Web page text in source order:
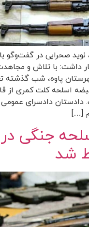
نوید صحرایی در گفت‌وگو با
داشت: با تلاش و
کلاشینکف و ۵ قبضه اسلحه کلت
دادسرای عمومی
[…]
جنگی
شد